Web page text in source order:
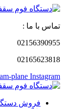
تماس با ما :
02156390955
02165623818
plane Instagram
فروش